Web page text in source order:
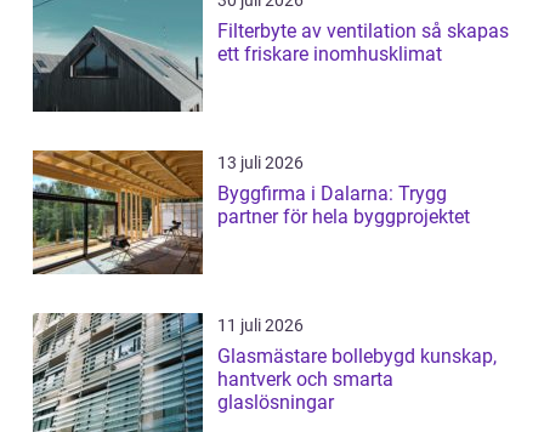
Filterbyte av ventilation så skapas
ett friskare inomhusklimat
13 juli 2026
Byggfirma i Dalarna: Trygg
partner för hela byggprojektet
11 juli 2026
Glasmästare bollebygd kunskap,
hantverk och smarta
glaslösningar